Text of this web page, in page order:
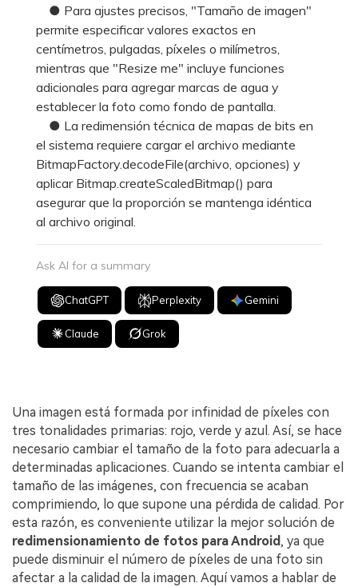
● Para ajustes precisos, "Tamaño de imagen"
permite especificar valores exactos en
centímetros, pulgadas, píxeles o milímetros,
mientras que "Resize me" incluye funciones
adicionales para agregar marcas de agua y
establecer la foto como fondo de pantalla.
● La redimensión técnica de mapas de bits en
el sistema requiere cargar el archivo mediante
BitmapFactory.decodeFile(archivo, opciones) y
aplicar Bitmap.createScaledBitmap() para
asegurar que la proporción se mantenga idéntica
al archivo original.
Ask AI for a summary
ChatGPT Perplexity Gemini
Claude Grok
Una imagen está formada por infinidad de píxeles con
tres tonalidades primarias: rojo, verde y azul. Así, se hace
necesario cambiar el tamaño de la foto para adecuarla a
determinadas aplicaciones. Cuando se intenta cambiar el
tamaño de las imágenes, con frecuencia se acaban
comprimiendo, lo que supone una pérdida de calidad. Por
esta razón, es conveniente utilizar la mejor solución de
redimensionamiento de fotos para Android , ya que
puede disminuir el número de píxeles de una foto sin
afectar a la calidad de la imagen. Aquí vamos a hablar de